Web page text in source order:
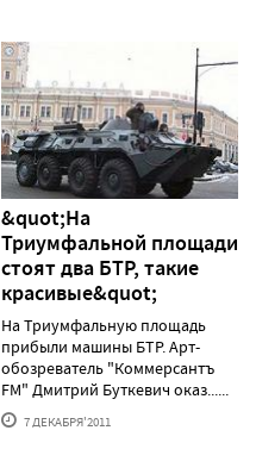
&quot;На
Триумфальной площади
стоят два БТР, такие
красивые&quot;
На Триумфальную площадь
прибыли машины БТР. Арт-
обозреватель "Коммерсантъ
FM" Дмитрий Буткевич оказ......
7 ДЕКАБРЯ'2011